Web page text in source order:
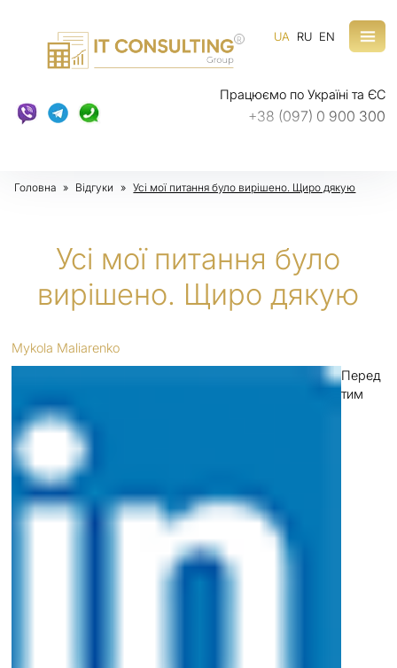
R
Працюємо по Україні та ЄС
+38 (097) 0 900 300
UA RU EN
Головна » Відгуки » Усі мої питання було вирішено. Щиро дякую
Усі мої питання було
вирішено. Щиро дякую
Mykola Maliarenko
Перед
тим